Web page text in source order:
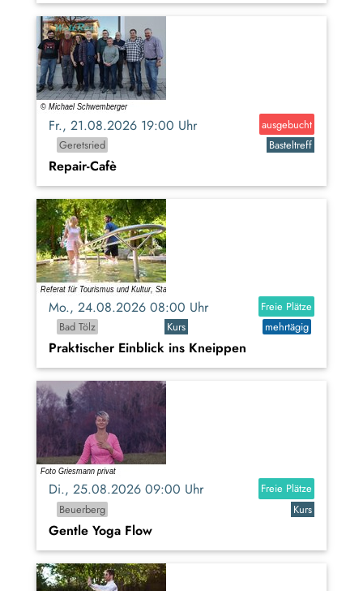
Fr., 21.08.2026 19:00 Uhr
ausgebucht
Geretsried
Basteltreff
Repair-Cafè
Mo., 24.08.2026 08:00 Uhr
Freie Plätze
Bad Tölz
Kurs mehrtägig
Praktischer Einblick ins Kneippen
Di., 25.08.2026 09:00 Uhr
Freie Plätze
Beuerberg
Kurs
Gentle Yoga Flow